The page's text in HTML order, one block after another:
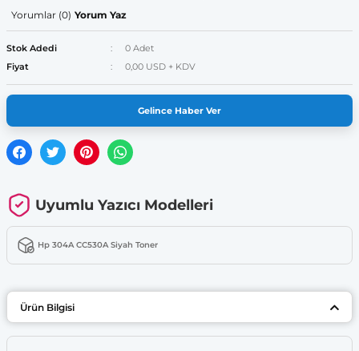
Yorumlar (0) Yorum Yaz
Stok Adedi
0 Adet
Fiyat
0,00 USD + KDV
Gelince Haber Ver
Uyumlu Yazıcı Modelleri
Hp 304A CC530A Siyah Toner
Ürün Bilgisi